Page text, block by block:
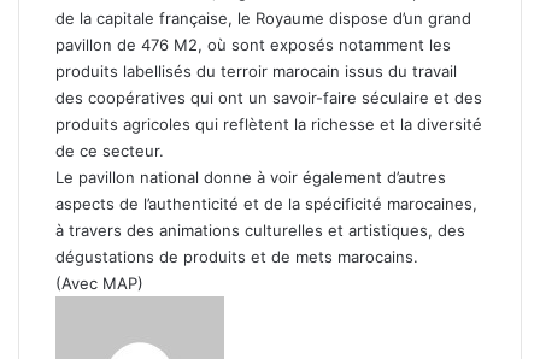
de la capitale française, le Royaume dispose d’un grand
pavillon de 476 M2, où sont exposés notamment les
produits labellisés du terroir marocain issus du travail
des coopératives qui ont un savoir-faire séculaire et des
produits agricoles qui reflètent la richesse et la diversité
de ce secteur.
Le pavillon national donne à voir également d’autres
aspects de l’authenticité et de la spécificité marocaines,
à travers des animations culturelles et artistiques, des
dégustations de produits et de mets marocains.
(Avec MAP)